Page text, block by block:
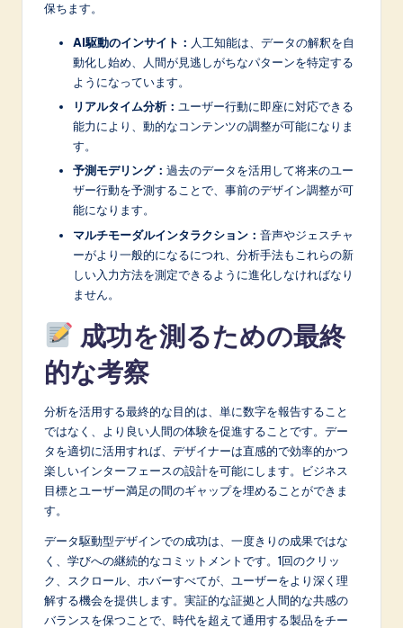
保ちます。
AI駆動のインサイト： 人工知能は、データの解釈を自
動化し始め、人間が見逃しがちなパターンを特定する
ようになっています。
リアルタイム分析： ユーザー行動に即座に対応できる
能力により、動的なコンテンツの調整が可能になりま
す。
予測モデリング： 過去のデータを活用して将来のユー
ザー行動を予測することで、事前のデザイン調整が可
能になります。
マルチモーダルインタラクション： 音声やジェスチャ
ーがより一般的になるにつれ、分析手法もこれらの新
しい入力方法を測定できるように進化しなければなり
ません。
成功を測るための最終
的な考察
分析を活用する最終的な目的は、単に数字を報告すること
ではなく、より良い人間の体験を促進することです。デー
タを適切に活用すれば、デザイナーは直感的で効率的かつ
楽しいインターフェースの設計を可能にします。ビジネス
目標とユーザー満足の間のギャップを埋めることができま
す。
データ駆動型デザインでの成功は、一度きりの成果ではな
く、学びへの継続的なコミットメントです。1回のクリッ
ク、スクロール、ホバーすべてが、ユーザーをより深く理
解する機会を提供します。実証的な証拠と人間的な共感の
バランスを保つことで、時代を超えて通用する製品をチー